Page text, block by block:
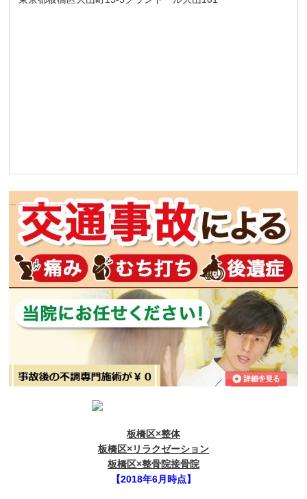
板橋区×整体
板橋区×リラクゼーション
板橋区×整骨院接骨院
【2018年6月時点】